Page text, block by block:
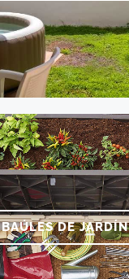
BAÚLES DE JARDÍN